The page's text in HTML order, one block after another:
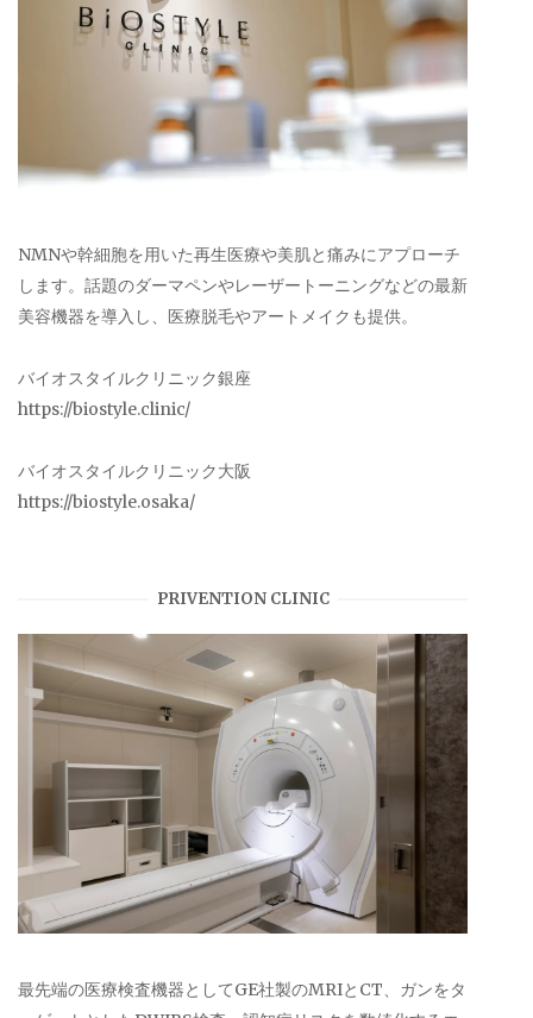
NMNや幹細胞を用いた再生医療や美肌と痛みにアプローチ
します。話題のダーマペンやレーザートーニングなどの最新
美容機器を導入し、医療脱毛やアートメイクも提供。
バイオスタイルクリニック銀座
https://biostyle.clinic/
バイオスタイルクリニック大阪
https://biostyle.osaka/
PRIVENTION CLINIC
最先端の医療検査機器としてGE社製のMRIとCT、ガンをタ